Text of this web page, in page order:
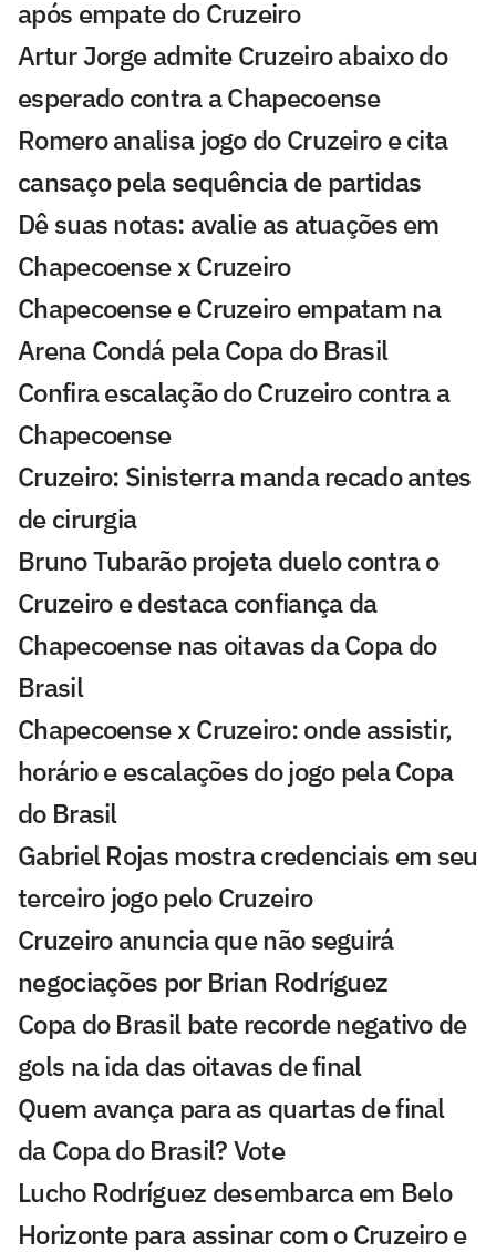
após empate do Cruzeiro
Artur Jorge admite Cruzeiro abaixo do
esperado contra a Chapecoense
Romero analisa jogo do Cruzeiro e cita
cansaço pela sequência de partidas
Dê suas notas: avalie as atuações em
Chapecoense x Cruzeiro
Chapecoense e Cruzeiro empatam na
Arena Condá pela Copa do Brasil
Confira escalação do Cruzeiro contra a
Chapecoense
Cruzeiro: Sinisterra manda recado antes
de cirurgia
Bruno Tubarão projeta duelo contra o
Cruzeiro e destaca confiança da
Chapecoense nas oitavas da Copa do
Brasil
Chapecoense x Cruzeiro: onde assistir,
horário e escalações do jogo pela Copa
do Brasil
Gabriel Rojas mostra credenciais em seu
terceiro jogo pelo Cruzeiro
Cruzeiro anuncia que não seguirá
negociações por Brian Rodríguez
Copa do Brasil bate recorde negativo de
gols na ida das oitavas de final
Quem avança para as quartas de final
da Copa do Brasil? Vote
Lucho Rodríguez desembarca em Belo
Horizonte para assinar com o Cruzeiro e